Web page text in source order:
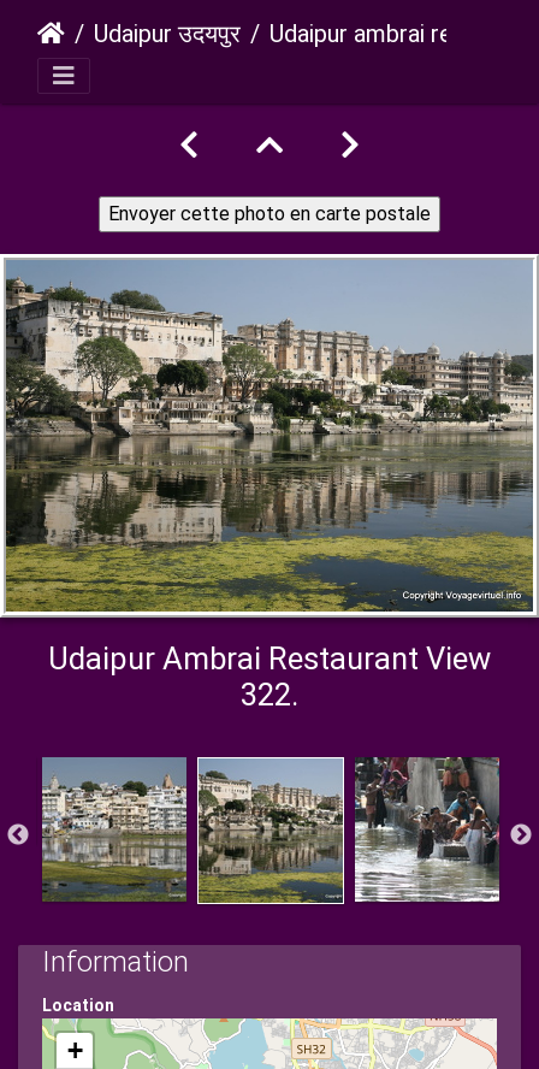
Udaipur उदयपुर Udaipur ambrai restaurant view 322
Udaipur Ambrai Restaurant View
322.
Information
Location
+